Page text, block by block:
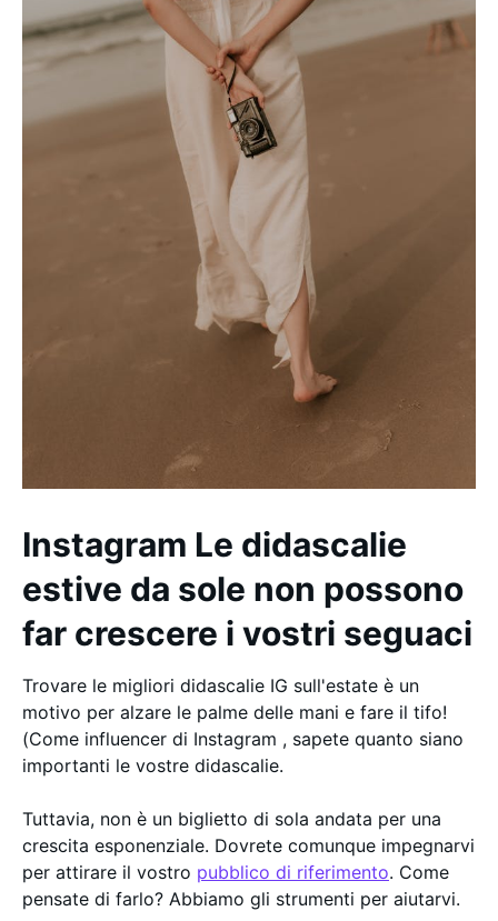
Instagram Le didascalie
estive da sole non possono
far crescere i vostri seguaci
Trovare le migliori didascalie IG sull'estate è un
motivo per alzare le palme delle mani e fare il tifo!
(Come influencer di Instagram , sapete quanto siano
importanti le vostre didascalie.
Tuttavia, non è un biglietto di sola andata per una
crescita esponenziale. Dovrete comunque impegnarvi
per attirare il vostro pubblico di riferimento. Come
pensate di farlo? Abbiamo gli strumenti per aiutarvi.